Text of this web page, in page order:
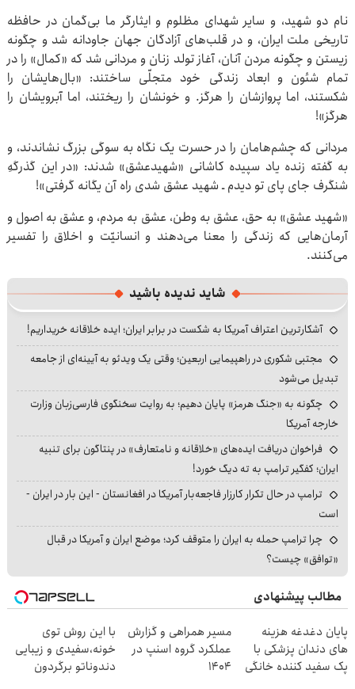
نام دو شهید، و سایر شهدای مظلوم و ایثارگر ما بی‌گمان در حافظه
تاریخی ملت ایران، و در قلب‌های آزادگان جهان جاودانه شد و چگونه
زیستن و چگونه مردن آنان، آغاز تولد زنان و مردانی شد که «کمال» را در
تمام شئون و ابعاد زندگی خود متجلّی ساختند: «بال‌هایشان را
شکستند، اما پروازشان را هرگز. و خونشان را ریختند، اما آبرویشان را
هرگز»!
مردانی که چشم‌هامان را در حسرت یک نگاه به سوگی بزرگ نشاندند، و
به گفته زنده یاد سپیده کاشانی «شهیدعشق» شدند: «در این گذرگهِ
شنگرف جای پای تو دیدم ـ شهید عشق شدی راه آن یگانه گرفتی»!
«شهید عشق» به حق، عشق به وطن، عشق به مردم، و عشق به اصول و
آرمان‌هایی که زندگی را معنا می‌دهند و انسانیّت و اخلاق را تفسیر
می‌کنند.
شاید ندیده باشید
آشکارترین اعتراف آمریکا به شکست در برابر ایران؛ ایده خلاقانه خریداریم!
مجتبی شکوری در راهپیمایی اربعین؛ وقتی یک ویدئو به آیینه‌ای از جامعه
تبدیل می‌شود
چگونه به «جنگ هرمز» پایان دهیم؛ به روایت سخنگوی فارسی‌زبان وزارت
خارجه آمریکا
فراخوان دریافت ایده‌های «خلاقانه و نامتعارف» در پنتاگون برای تنبیه
ایران؛ کفگیر ترامپ به ته دیگ خورد!
ترامپ در حال تکرار کارزار فاجعه‌بار آمریکا در افغانستان - این بار در ایران -
است
چرا ترامپ حمله به ایران را متوقف کرد؛ موضع ایران و آمریکا در قبال
«توافق» چیست؟
مطالب پیشنهادی
پایان دغدغه هزینه
های دندان پزشکی با
پک سفید کننده خانگی
مسیر همراهی و گزارش
عملکرد گروه اسنپ در
۱۴۰۴
با این روش توی
خونه،سفیدی و زیبایی
دندوناتو برگردون